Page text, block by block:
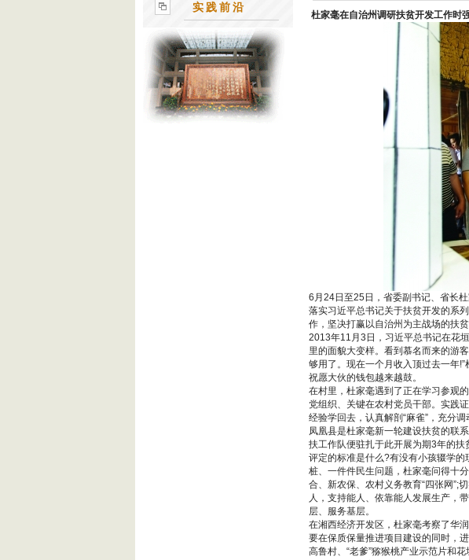
实践前沿
杜家毫在自治州调研扶贫开发工作时
6月24日至25日，省委副书记、省长
落实习近平总书记关于扶贫开发的系
作，坚决打赢以自治州为主战场的扶
2013年11月3日，习近平总书记在花
里的面貌大变样。看到慕名而来的游
够用了。现在一个月收入顶过去一年
祝愿大伙的钱包越来越鼓。
在村里，杜家毫遇到了正在学习参观
党组织、关键在农村党员干部。实践
经验学回去，认真解剖“麻雀”，充分
凤凰县是杜家毫新一轮建设扶贫的联
扶工作队便驻扎于此开展为期3年的
评定的标准是什么?有没有小孩辍学
桩、一件件民生问题，杜家毫问得十
合、新农保、农村义务教育“四张网”;
人，支持能人、依靠能人发展生产，
层、服务基层。
在湘西经济开发区，杜家毫考察了华
要在保质保量推进项目建设的同时，
高鲁村、“老爹”猕猴桃产业示范片和